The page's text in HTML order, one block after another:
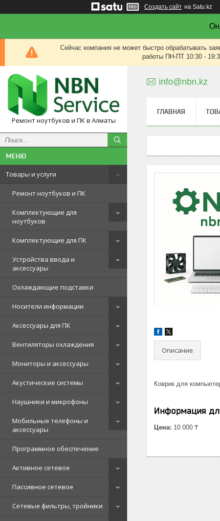
Создать сайт на Satu.kz
Сейчас компания не может быстро обрабатывать
работы ПН-ПТ 10:30 -
Ремонт ноутбуков и ПК в Алматы
Товары и услуги
Ремонт ноутбуков и ПК
Комплектующие для
ноутбуков
Комплектующие для ПК
Устройства ввода и
аксессуары
Охлаждающие подставки
Носители информации
Аксессуары для ПК
Вентиляторы охлаждения
Мониторы и аксессуары
Акустические системы
Наушники и микрофоны
Мобильные телефоны и
аксессуары
Программное обеспечение
Активное сетевое
Пассивное сетевое
Сетевые фильтры, тройники
info@nbn.kz
ГЛАВНАЯ
Описание
Коврик для
Информация
Цена: 10 000 ₸